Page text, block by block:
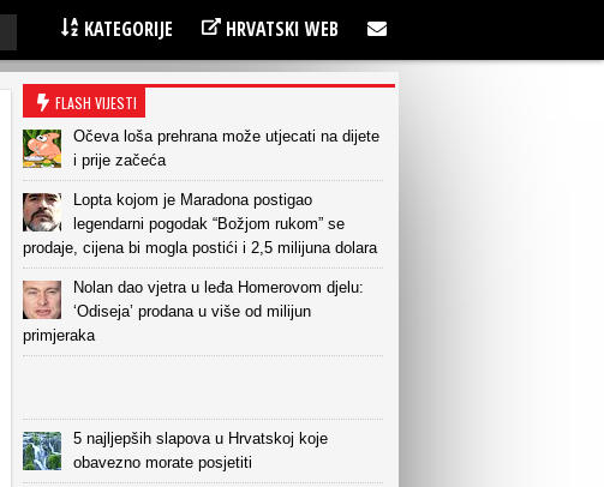
KATEGORIJE HRVATSKI WEB
FLASH VIJESTI
Očeva loša prehrana može utjecati na dijete
i prije začeća
Lopta kojom je Maradona postigao
legendarni pogodak “Božjom rukom” se
prodaje, cijena bi mogla postići i 2,5 milijuna dolara
Nolan dao vjetra u leđa Homerovom djelu:
‘Odiseja’ prodana u više od milijun
primjeraka
5 najljepših slapova u Hrvatskoj koje
obavezno morate posjetiti